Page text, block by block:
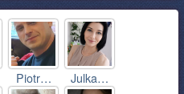
Piotr… Julka…